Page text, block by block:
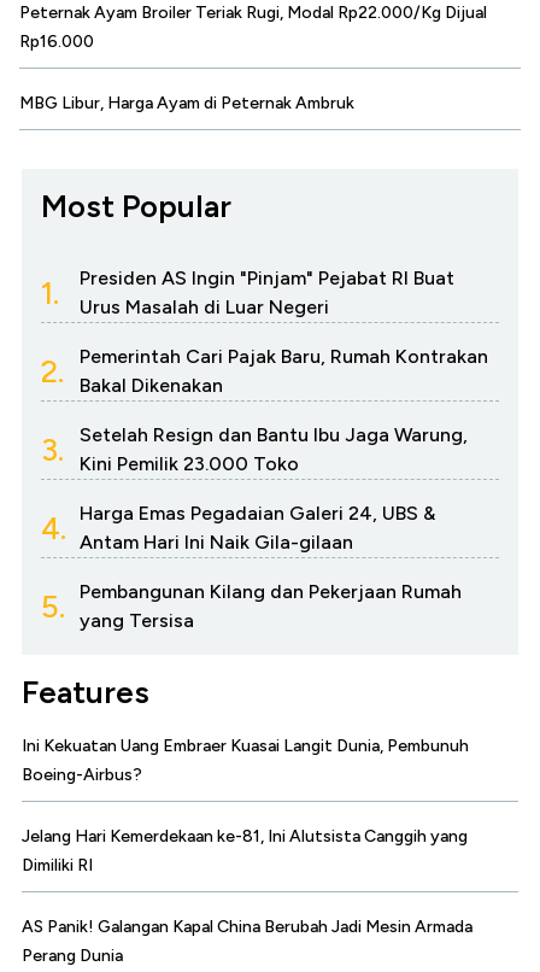
Peternak Ayam Broiler Teriak Rugi, Modal Rp22.000/Kg Dijual
Rp16.000
MBG Libur, Harga Ayam di Peternak Ambruk
Most Popular
1.
Presiden AS Ingin "Pinjam" Pejabat RI Buat
Urus Masalah di Luar Negeri
2.
Pemerintah Cari Pajak Baru, Rumah Kontrakan
Bakal Dikenakan
3.
Setelah Resign dan Bantu Ibu Jaga Warung,
Kini Pemilik 23.000 Toko
4.
Harga Emas Pegadaian Galeri 24, UBS &
Antam Hari Ini Naik Gila-gilaan
5.
Pembangunan Kilang dan Pekerjaan Rumah
yang Tersisa
Features
Ini Kekuatan Uang Embraer Kuasai Langit Dunia, Pembunuh
Boeing-Airbus?
Jelang Hari Kemerdekaan ke-81, Ini Alutsista Canggih yang
Dimiliki RI
AS Panik! Galangan Kapal China Berubah Jadi Mesin Armada
Perang Dunia